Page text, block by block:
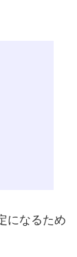
になるため